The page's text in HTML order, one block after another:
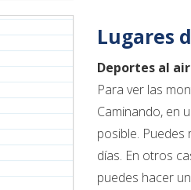
Lugares
Deportes al
Para ver las
Caminando, en
posible.
días. En otros
puedes hacer